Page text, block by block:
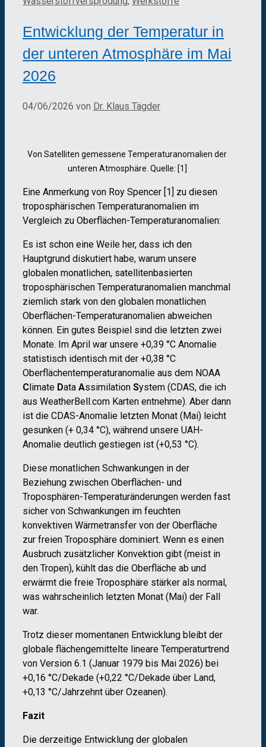
Entwicklung der Temperatur in
der unteren Atmosphäre im Mai
2026
04/06/2026 von Dr. Klaus Tägder
Von Satelliten gemessene Temperaturanomalien der
unteren Atmosphäre. Quelle: [1]
Eine Anmerkung von Roy Spencer [1] zu diesen
troposphärischen Temperaturanomalien im
Vergleich zu Oberflächen-Temperaturanomalien:
Es ist schon eine Weile her, dass ich den
Hauptgrund diskutiert habe, warum unsere
globalen monatlichen, satellitenbasierten
troposphärischen Temperaturanomalien manchmal
ziemlich stark von den globalen monatlichen
Oberflächen-Temperaturanomalien abweichen
können. Ein gutes Beispiel sind die letzten zwei
Monate. Im April war unsere +0,39 °C Anomalie
statistisch identisch mit der +0,38 °C
Oberflächentemperaturanomalie aus dem NOAA
Climate Data Assimilation System (CDAS, die ich
aus WeatherBell.com Karten entnehme). Aber dann
ist die CDAS-Anomalie letzten Monat (Mai) leicht
gesunken (+ 0,34 °C), während unsere UAH-
Anomalie deutlich gestiegen ist (+0,53 °C).
Diese monatlichen Schwankungen in der
Beziehung zwischen Oberflächen- und
Troposphären-Temperaturänderungen werden fast
sicher von Schwankungen im feuchten
konvektiven Wärmetransfer von der Oberfläche
zur freien Troposphäre dominiert. Wenn es einen
Ausbruch zusätzlicher Konvektion gibt (meist in
den Tropen), kühlt das die Oberfläche ab und
erwärmt die freie Troposphäre stärker als normal,
was wahrscheinlich letzten Monat (Mai) der Fall
war.
Trotz dieser momentanen Entwicklung bleibt der
globale flächengemittelte lineare Temperaturtrend
von Version 6.1 (Januar 1979 bis Mai 2026) bei
+0,16 °C/Dekade (+0,22 °C/Dekade über Land,
+0,13 °C/Jahrzehnt über Ozeanen).
Fazit
Die derzeitige Entwicklung der globalen